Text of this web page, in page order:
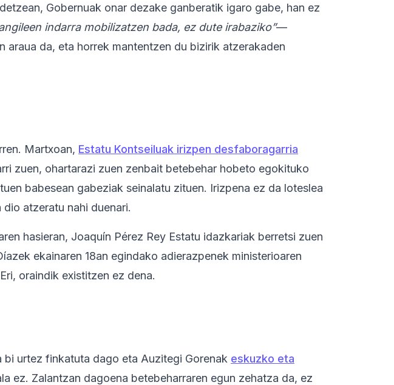
Gobernuak onar dezake ganberatik igaro gabe, han ez
indarra mobilizatzen bada, ez dute irabaziko”—
da, eta horrek mantentzen du bizirik atzerakaden
Martxoan, Estatu Kontseiluak irizpen desfaboragarria
zuen, ohartarazi zuen zenbait betebehar hobeto egokituko
babesean gabeziak seinalatu zituen. Irizpena ez da loteslea
atzeratu nahi duenari.
hasieran, Joaquín Pérez Rey Estatu idazkariak berretsi zuen
ekainaren 18an egindako adierazpenek ministerioaren
oraindik existitzen ez dena.
urtez finkatuta dago eta Auzitegi Gorenak eskuzko eta
ez. Zalantzan dagoena betebeharraren egun zehatza da, ez